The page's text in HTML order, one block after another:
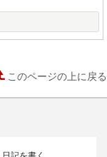
このページの上に戻る